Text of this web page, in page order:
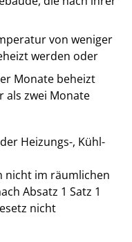
von weniger
werden oder
Monate beheizt
als zwei Monate
Heizungs-, Kühl-
nicht im räumlichen
Absatz 1 Satz 1
nicht